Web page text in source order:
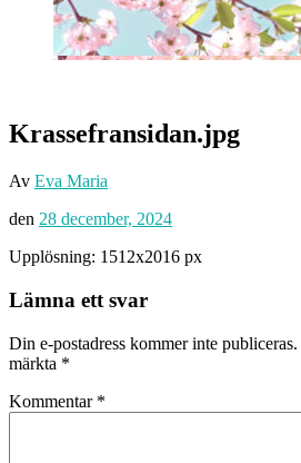
Krassefransidan.jpg
Av Eva Maria
den 28 december, 2024
Upplösning: 1512x2016 px
Lämna ett svar
Din e-postadress kommer inte publiceras.
märkta *
Kommentar *